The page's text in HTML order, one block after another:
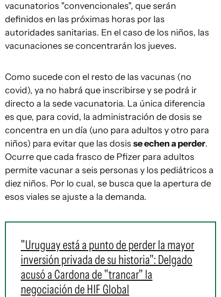
vacunatorios "convencionales", que serán
definidos en las próximas horas por las
autoridades sanitarias. En el caso de los niños, las
vacunaciones se concentrarán los jueves.
Como sucede con el resto de las vacunas (no
covid), ya no habrá que inscribirse y se podrá ir
directo a la sede vacunatoria. La única diferencia
es que, para covid, la administración de dosis se
concentra en un día (uno para adultos y otro para
niños) para evitar que las dosis se echen a perder.
Ocurre que cada frasco de Pfizer para adultos
permite vacunar a seis personas y los pediátricos a
diez niños. Por lo cual, se busca que la apertura de
esos viales se ajuste a la demanda.
"Uruguay está a punto de perder la mayor
inversión privada de su historia": Delgado
acusó a Cardona de "trancar" la
negociación de HIF Global